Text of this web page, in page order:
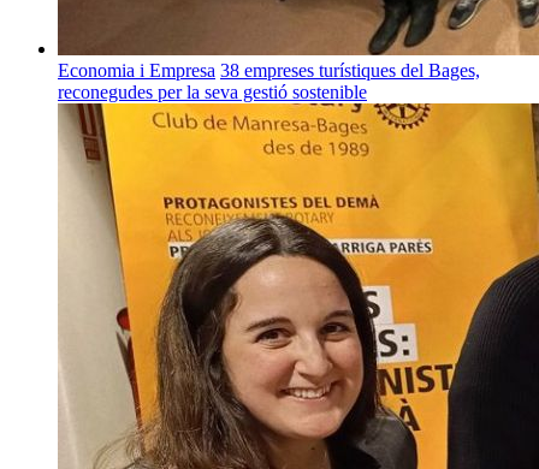
Economia i Empresa 38 empreses turístiques del Bages,
reconegudes per la seva gestió sostenible